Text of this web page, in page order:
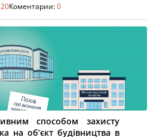
Коментарии:0
способом захисту
на об’єкт будівництва в